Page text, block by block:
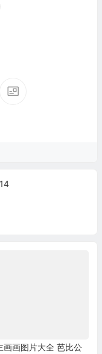
画画图片大全 芭比公